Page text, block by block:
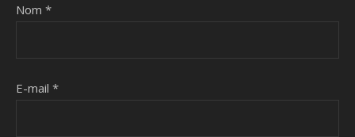
Nom *
E-mail *